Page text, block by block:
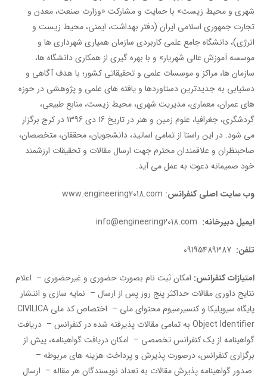
شهری و محیط زیست» با حمایت و مشارکت «وزارت صنعت، معدن و
تجارت جمهوری اسلامی ایران (دفتر بهداشت، ایمنی، محیط زیست و
انرژی)، دانشگاه جامع علمی کاربردی سازمان همیاری شهرداری ها و
موسسه آموزش عالی شهریار» و با بهره گیری از همکاری دانشگاه ها،
سازمان ها، مراکز و موسسات علمی و تحقیقاتی کشور؛ با هدف آگاهی و
دستیابی به جدیدترین دستاوردها و یافته های علمی و پژوهشی در حوزه
های عمران، معماری، مدیریت شهری، محیط زیست، منابع طبیعی،
گردشگری، جغرافیا، علوم زمین و هنر در تاریخ 16 دی 1396 در کرج برگزار
می شود. در این راستا از تمامی اساتید، دانشجویان، محققان، متخصصان،
صاحبنظران و علاقمندان محترم جهت ارسال مقالات و تحقیقات ارزشمند
خود صمیمانه دعوت به عمل می آید.
وب سایت اصلی کنفرانس: www.engineering2018.com
ایمیل دبیرخانه:
تلفن: 09195489387
امتیازات کنفرانس: امکان ثبت نام بصورت حضوری و غیرحضوری – اعلام
نتایج داوری مقالات حداکثر پنج روز پس از ارسال – نمایه سازی و انتشار
پایگاه سیویلیکا و کنسیرسیوم محتوای ملی – اختصاص کد ملی CIVILICA
Object Identifier به تمامی مقالات پذیرفته شده در کنفرانس – دریافت
گواهینامه از یک کنفرانس تخصصی – امکان دریافت گواهینامه، پیش از
برگزاری کنفرانس، درصورت پذیرش و پرداخت هزینه های مربوطه –
صدور گواهینامه پذیرش مقالات به تعداد نویسندگان هر مقاله – ارسال